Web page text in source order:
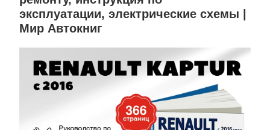
эксплуатации, электрические схемы |
Мир Автокниг